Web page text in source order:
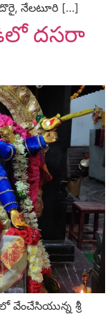
నేలటూరి […]
దసరా
వేంచేసియున్న శ్రీ